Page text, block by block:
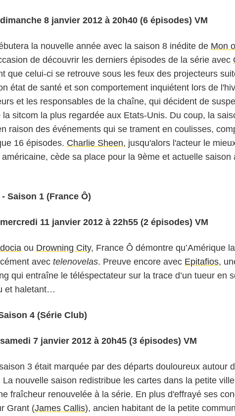
8 janvier 2012 à 20h40 (6 épisodes) VM
la nouvelle année avec la saison 8 inédite de Mon
de découvrir les derniers épisodes de la série avec
que celui-ci se retrouve sous les feux des projecteurs
état de santé et son comportement inquiétent lors de
et les responsables de la chaîne, qui décident de
la sitcom la plus regardée aux Etats-Unis. Du coup, la
raison des événements qui se trament en coulisses,
16 épisodes. Charlie Sheen, jusqu'alors l'acteur le
cède sa place pour la 9ème et actuelle saison
- Saison 1 (France Ô)
11 janvier 2012 à 22h55 (2 épisodes) VM
ou Drowning City, France Ô démontre qu’Amérique
avec telenovelas. Preuve encore avec Epitafios,
qui entraîne le téléspectateur sur la trace d’un tueur en
et haletant…
4 (Série Club)
7 janvier 2012 à 20h45 (3 épisodes) VM
3 était marquée par des départs douloureux autour
La nouvelle saison redistribue les cartes dans la petite
fraîcheur renouvelée à la série. En plus d'effrayé ses
Grant (James Callis), ancien habitant de la petite